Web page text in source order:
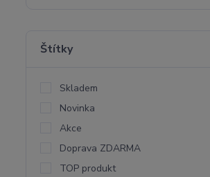
Štítky
Skladem
Novinka
Akce
Doprava ZDARMA
TOP produkt